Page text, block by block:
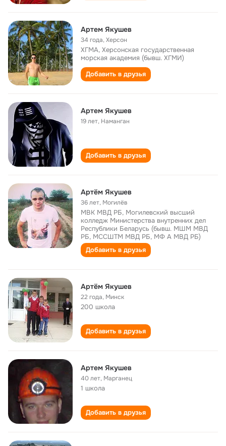
Артем Якушев
34 года,Херсон
ХГМА, Херсонская государственная
морская академия (бывш. ХГМИ)
Добавить в друзья
Артем Якушев
19 лет, Наманган
Добавить в друзья
Артём Якушев
36 лет, Могилёв
МВК МВД РБ, Могилевский высший
колледж Министерства внутренних дел
Республики Беларусь (бывш. МШМ МВД
РБ, МССШТМ МВД РБ, МФ А МВД РБ)
Добавить в друзья
Артём Якушев
22 года, Минск
200 школа
Добавить в друзья
Артем Якушев
40 лет, Марганец
1 школа
Добавить в друзья